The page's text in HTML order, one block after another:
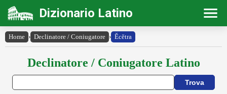
Dizionario Latino
Home › Declinatore / Coniugatore › Ĕcĕtra
Declinatore / Coniugatore Latino